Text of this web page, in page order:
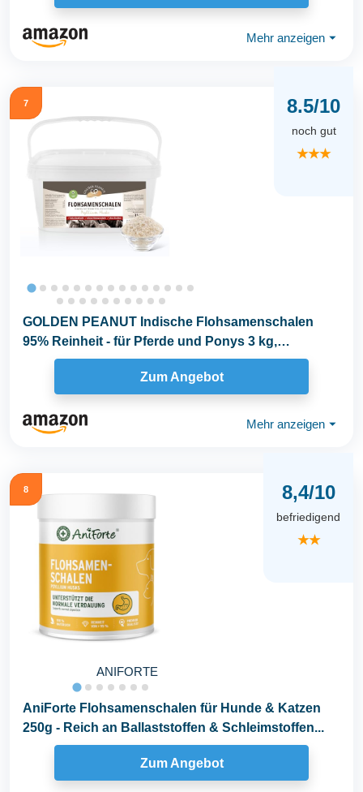
Mehr anzeigen ⏷
7 8.5/10
noch gut
★★★
GOLDEN PEANUT Indische Flohsamenschalen
95% Reinheit - für Pferde und Ponys 3 kg,
Darmsanierung...
Zum Angebot
Mehr anzeigen ⏷
8
ANIFORTE
8,4/10
befriedigend
★★
AniForte Flohsamenschalen für Hunde & Katzen
250g - Reich an Ballaststoffen & Schleimstoffen...
Zum Angebot